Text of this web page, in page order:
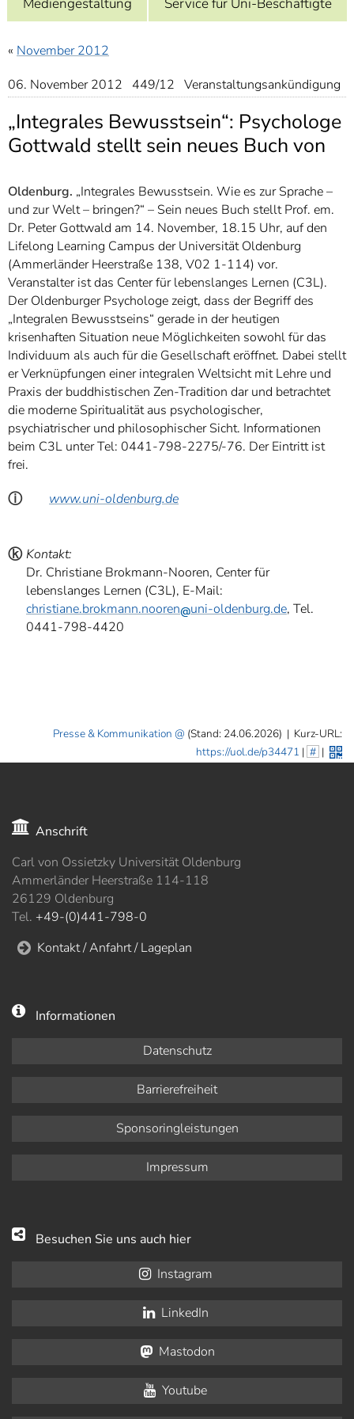
7]
Informationen zur
« November 2012
06. November 2012 449/12 Veranstaltungsankündigung
„Integrales Bewusstsein“: Psychologe
Gottwald stellt sein neues Buch von
Oldenburg. „Integrales Bewusstsein. Wie es zur Sprache –
und zur Welt – bringen?“ – Sein neues Buch stellt Prof. em.
Dr. Peter Gottwald am 14. November, 18.15 Uhr, auf den
Lifelong Learning Campus der Universität Oldenburg
(Ammerländer Heerstraße 138, V02 1-114) vor.
Veranstalter ist das Center für lebenslanges Lernen (C3L).
Der Oldenburger Psychologe zeigt, dass der Begriff des
„Integralen Bewusstseins“ gerade in der heutigen
krisenhaften Situation neue Möglichkeiten sowohl für das
Individuum als auch für die Gesellschaft eröffnet. Dabei stellt
er Verknüpfungen einer integralen Weltsicht mit Lehre und
Praxis der buddhistischen Zen-Tradition dar und betrachtet
die moderne Spiritualität aus psychologischer,
psychiatrischer und philosophischer Sicht. Informationen
beim C3L unter Tel: 0441-798-2275/-76. Der Eintritt ist
frei.
ⓘ www.uni-oldenburg.de
ⓚ Kontakt:
Dr. Christiane Brokmann-Nooren, Center für
lebenslanges Lernen (C3L), E-Mail:
christiane.brokmann.nooren
uni-oldenburg.de, Tel.
0441-798-4420
Presse & Kommunikation (Stand: 24.06.2026) | Kurz-URL:
https://uol.de/p34471 | # |
Anschrift
Carl von Ossietzky Universität Oldenburg
Ammerländer Heerstraße 114-118
26129 Oldenburg
Tel. +49-(0)441-798-0
Kontakt / Anfahrt / Lageplan
Informationen
Datenschutz
Barrierefreiheit
Sponsoringleistungen
Impressum
Besuchen Sie uns auch hier
Instagram
LinkedIn
Mastodon
Youtube